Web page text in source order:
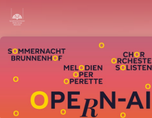
Skip header